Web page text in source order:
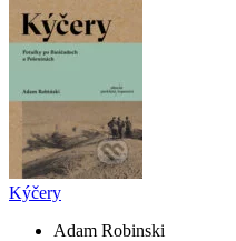
Kýčery
Adam Robinski